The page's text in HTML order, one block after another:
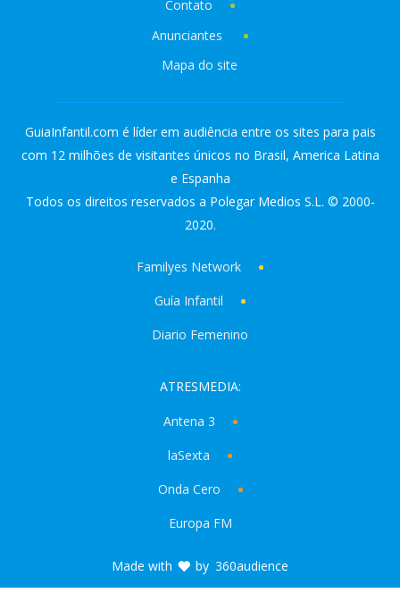
Contato
Anunciantes
Mapa do site
GuiaInfantil.com é líder em audiência entre os sites para pais
com 12 milhões de visitantes únicos no Brasil, America Latina
e Espanha
Todos os direitos reservados a Polegar Medios S.L. © 2000-
2020.
Familyes Network
Guía Infantil
Diario Femenino
ATRESMEDIA:
Antena 3
laSexta
Onda Cero
Europa FM
Made with by 360audience